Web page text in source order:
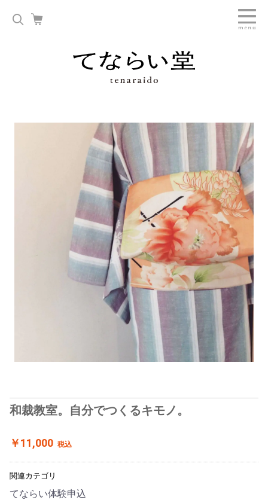
和裁教室。自分でつくるキモノ。
￥11,000 税込
関連カテゴリ
てならい体験申込